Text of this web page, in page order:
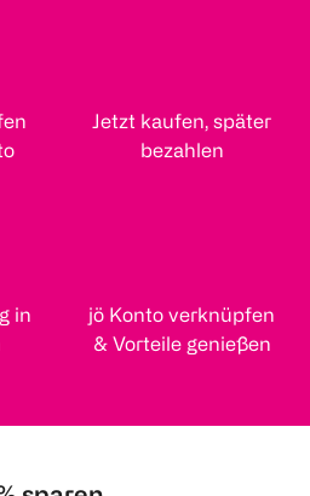
Jetzt kaufen, später
bezahlen
in
jö Konto verknüpfen
& Vorteile genießen